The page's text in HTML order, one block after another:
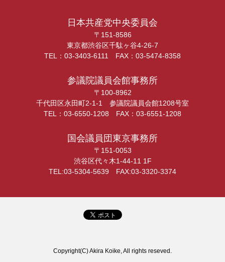
日本共産党中央委員会
〒151-8586
東京都渋谷区千駄ヶ谷4-26-7
TEL：03-3403-6111 FAX：03-5474-8358
参議院議員会館事務所
〒100-8962
千代田区永田町2-1-1 参議院議員会館1208号室
TEL：03-6550-1208 FAX：03-6551-1208
国会議員団東京事務所
〒151-0053
渋谷区代々木1-44-11 1F
TEL:03-5304-5639 FAX:03-3320-3374
Copyright(C) Akira Koike, All rights reseved.